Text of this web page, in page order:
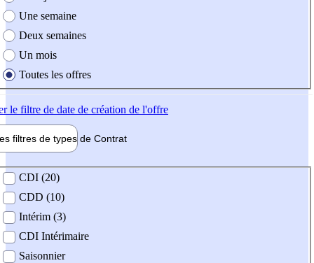
Une semaine
Deux semaines
Un mois
Toutes les offres
le filtre de date de création de l'offre
filtres de types de Contrat
contrat
CDI (20)
CDD (10)
Intérim (3)
CDI Intérimaire
Saisonnier